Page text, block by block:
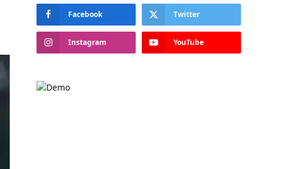
Facebook Twitter
Instagram YouTube